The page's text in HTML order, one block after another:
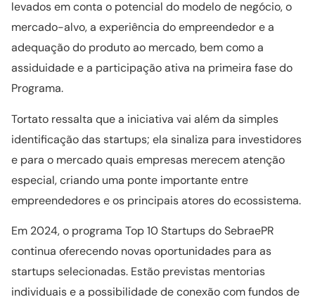
levados em conta o potencial do modelo de negócio, o
mercado-alvo, a experiência do empreendedor e a
adequação do produto ao mercado, bem como a
assiduidade e a participação ativa na primeira fase do
Programa.
Tortato ressalta que a iniciativa vai além da simples
identificação das startups; ela sinaliza para investidores
e para o mercado quais empresas merecem atenção
especial, criando uma ponte importante entre
empreendedores e os principais atores do ecossistema.
Em 2024, o programa Top 10 Startups do SebraePR
continua oferecendo novas oportunidades para as
startups selecionadas. Estão previstas mentorias
individuais e a possibilidade de conexão com fundos de